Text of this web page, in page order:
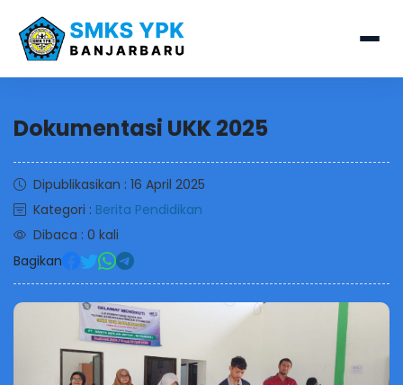
Dokumentasi UKK 2025
Dipublikasikan : 16 April 2025
Kategori : Berita Pendidikan
Dibaca : 0 kali
Bagikan